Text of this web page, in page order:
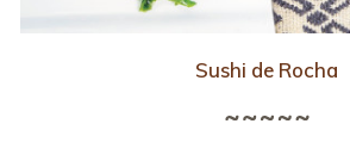
Sushi de Rocha